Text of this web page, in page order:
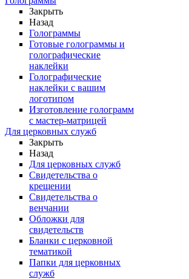
Закрыть
Назад
Голограммы
Готовые голограммы и
голографические
наклейки
Голографические
наклейки с вашим
логотипом
Изготовление голограмм
с мастер-матрицей
Для церковных служб
Закрыть
Назад
Для церковных служб
Свидетельства о
крещении
Свидетельства о
венчании
Обложки для
свидетельств
Бланки с церковной
тематикой
Папки для церковных
служб